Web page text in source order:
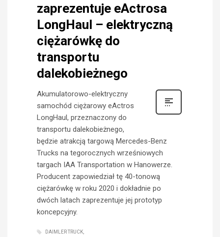
zaprezentuje eActrosa
LongHaul – elektryczną
ciężarówkę do
transportu
dalekobieżnego
Akumulatorowo-elektryczny
samochód ciężarowy eActros
LongHaul, przeznaczony do
transportu dalekobieżnego,
będzie atrakcją targową Mercedes-Benz
Trucks na tegorocznych wrześniowych
targach IAA Transportation w Hanowerze.
Producent zapowiedział tę 40-tonową
ciężarówkę w roku 2020 i dokładnie po
dwóch latach zaprezentuje jej prototyp
koncepcyjny.
DAIMLER TRUCK